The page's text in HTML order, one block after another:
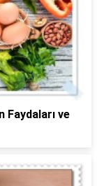
Faydaları ve